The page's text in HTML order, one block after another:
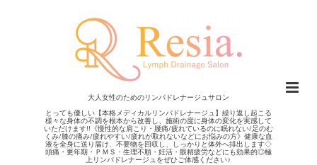
大人女性のためのリンパドレナージュサロン
とっても優しい【本格メディカルリンパドレナージュ】繰り返し起こる
様々な身体の不調を根本から改善し、施術の度に身体の変化を実感して
いただけます!!《慢性的な肩こり・腰痛/疲れているのに眠れない/足のむ
くみ/膝の痛み/疲れやすい/疲れが取れないなどにお悩みの方》健康な血
液を全身に送り届け、不要物を回収し、しっかりと体外へ排出します◇
頭痛・更年期・ＰＭＳ・生理不順・妊活・眼精疲労などにも効果的◎極
上リンパドレナージュをぜひご体感ください♪